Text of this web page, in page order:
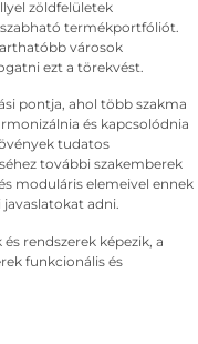
zöldfelületek
termékportfóliót.
városok
ezt a törekvést.
pontja, ahol több szakma
és kapcsolódnia
tudatos
további szakemberek
moduláris elemeivel ennek
adni.
rendszerek képezik, a
funkcionális és